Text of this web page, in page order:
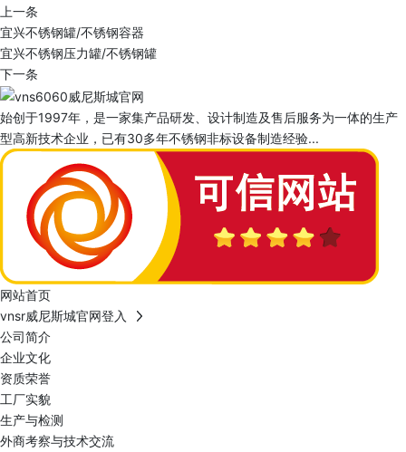
上一条
宜兴不锈钢罐/不锈钢容器
宜兴不锈钢压力罐/不锈钢罐
下一条
始创于1997年，是一家集产品研发、设计制造及售后服务为一体的生产
型高新技术企业，已有30多年不锈钢非标设备制造经验...
网站首页
vnsr威尼斯城官网登入
公司简介
企业文化
资质荣誉
工厂实貌
生产与检测
外商考察与技术交流